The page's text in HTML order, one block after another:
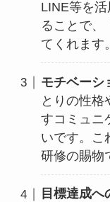
LINE等を
ることで、
てくれます。
モチベーシ
とりの性格
すコミュニ
いです。こ
研修の賜物
目標達成へ